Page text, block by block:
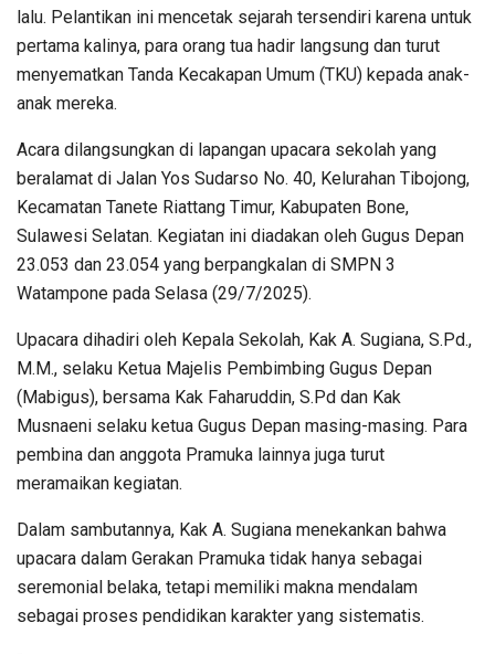
lalu. Pelantikan ini mencetak sejarah tersendiri karena untuk
pertama kalinya, para orang tua hadir langsung dan turut
menyematkan Tanda Kecakapan Umum (TKU) kepada anak-
anak mereka.
Acara dilangsungkan di lapangan upacara sekolah yang
beralamat di Jalan Yos Sudarso No. 40, Kelurahan Tibojong,
Kecamatan Tanete Riattang Timur, Kabupaten Bone,
Sulawesi Selatan. Kegiatan ini diadakan oleh Gugus Depan
23.053 dan 23.054 yang berpangkalan di SMPN 3
Watampone pada Selasa (29/7/2025).
Upacara dihadiri oleh Kepala Sekolah, Kak A. Sugiana, S.Pd.,
M.M., selaku Ketua Majelis Pembimbing Gugus Depan
(Mabigus), bersama Kak Faharuddin, S.Pd dan Kak
Musnaeni selaku ketua Gugus Depan masing-masing. Para
pembina dan anggota Pramuka lainnya juga turut
meramaikan kegiatan.
Dalam sambutannya, Kak A. Sugiana menekankan bahwa
upacara dalam Gerakan Pramuka tidak hanya sebagai
seremonial belaka, tetapi memiliki makna mendalam
sebagai proses pendidikan karakter yang sistematis.